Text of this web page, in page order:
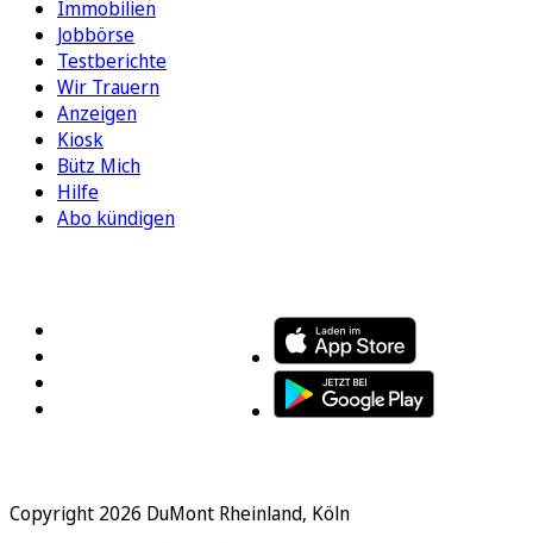
Immobilien
Jobbörse
Testberichte
Wir Trauern
Anzeigen
Kiosk
Bütz Mich
Hilfe
Abo kündigen
Copyright 2026 DuMont Rheinland, Köln